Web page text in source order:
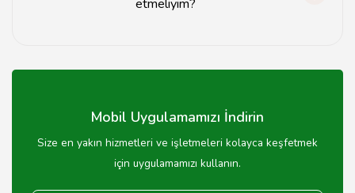
etmeliyim?
hizmetleri dikkate almalısınız.
Mobil Uygulamamızı İndirin
Size en yakın hizmetleri ve işletmeleri kolayca keşfetmek
için uygulamamızı kullanın.